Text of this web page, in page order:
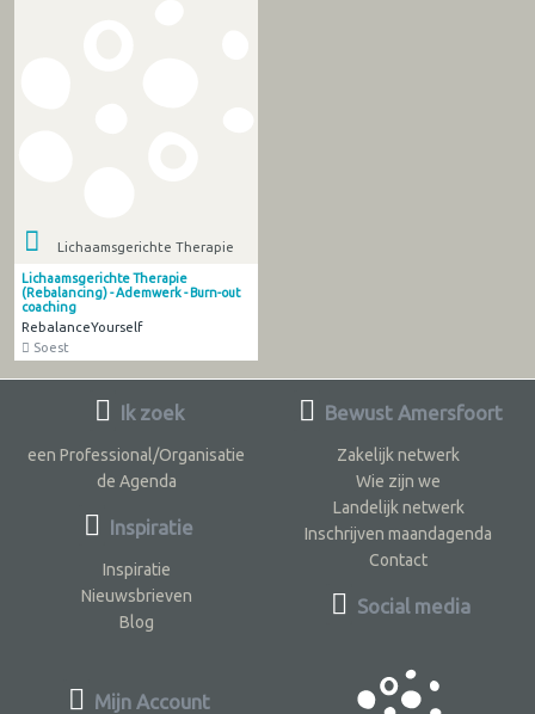
Lichaamsgerichte Therapie
Lichaamsgerichte Therapie
(Rebalancing) - Ademwerk - Burn-out
coaching
RebalanceYourself
Soest
Ik zoek
een Professional/Organisatie
de Agenda
Inspiratie
Inspiratie
Nieuwsbrieven
Blog
Bewust Amersfoort
Zakelijk netwerk
Wie zijn we
Landelijk netwerk
Inschrijven maandagenda
Contact
Social media
Mijn Account